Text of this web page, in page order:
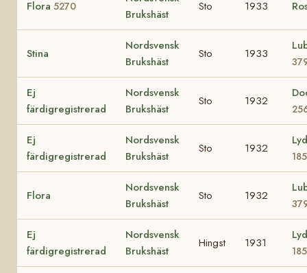
Flora 5270
Brukshäst
Sto 1933
Stina
Nordsvensk
Brukshäst
Sto 1933
Ej
färdigregistrerad
Nordsvensk
Brukshäst
Sto 1932
Ej
färdigregistrerad
Nordsvensk
Brukshäst
Sto 1932
Flora
Nordsvensk
Brukshäst
Sto 1932
Ej
färdigregistrerad
Nordsvensk
Brukshäst
Hingst 1931